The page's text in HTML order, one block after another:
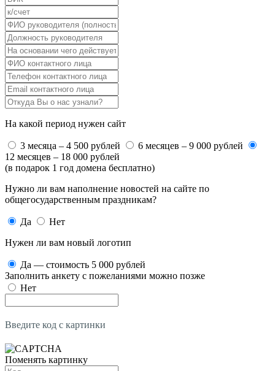
На какой период нужен сайт
3 месяца – 4 500 рублей
6 месяцев – 9 000 рублей
12 месяцев – 18 000 рублей
(в подарок 1 год домена бесплатно)
Нужно ли вам наполнение новостей на сайте по
общегосударственным праздникам?
Да
Нет
Нужен ли вам новый логотип
Да — стоимость 5 000 рублей
Заполнить анкету с пожеланиями можно позже
Нет
Введите код с картинки
Поменять картинку